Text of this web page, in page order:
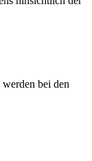
bei den